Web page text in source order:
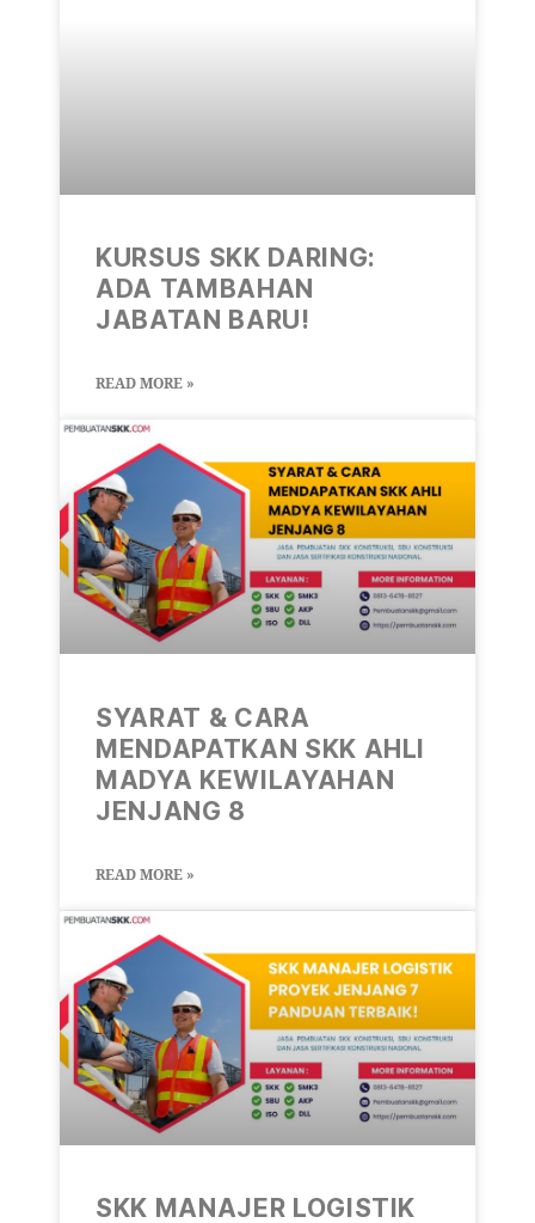
KURSUS SKK DARING:
ADA TAMBAHAN
JABATAN BARU!
READ MORE »
SYARAT & CARA
MENDAPATKAN SKK AHLI
MADYA KEWILAYAHAN
JENJANG 8
READ MORE »
SKK MANAJER LOGISTIK